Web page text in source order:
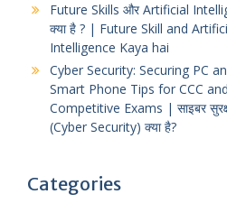
Future Skills और Artificial
क्या है ? | Future Skill and
Intelligence Kaya hai
Cyber Security: Securing PC
Smart Phone Tips for CCC and
Competitive Exams | साइबर
(Cyber Security) क्या है?
Categories